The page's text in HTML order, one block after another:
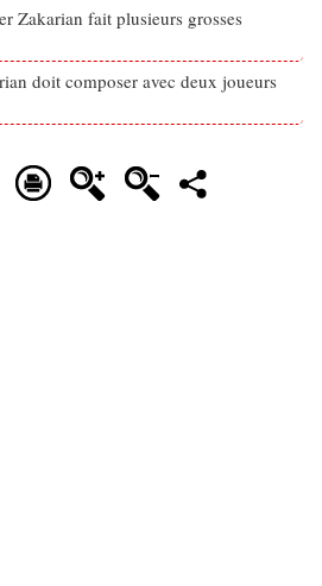
Zakarian fait plusieurs grosses
doit composer avec deux joueurs